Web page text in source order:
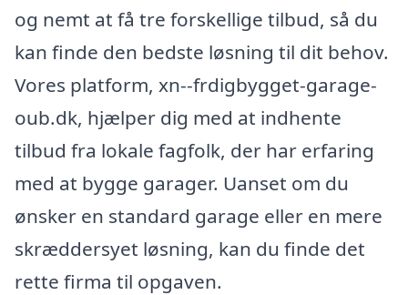
og nemt at få tre forskellige tilbud, så du
kan finde den bedste løsning til dit behov.
Vores platform, xn--frdigbygget-garage-
oub.dk, hjælper dig med at indhente
tilbud fra lokale fagfolk, der har erfaring
med at bygge garager. Uanset om du
ønsker en standard garage eller en mere
skræddersyet løsning, kan du finde det
rette firma til opgaven.